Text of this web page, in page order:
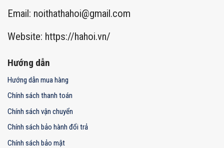
Email: noithathahoi@gmail.com
Website: https://hahoi.vn/
Hướng dẫn
Hướng dẫn mua hàng
Chính sách thanh toán
Chính sách vận chuyển
Chính sách bảo hành đổi trả
Chính sách bảo mật